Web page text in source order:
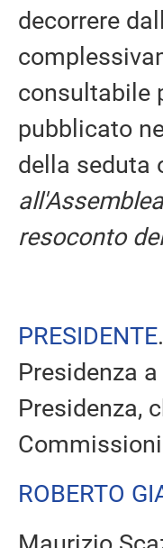
decorrere
consultabile
pubblicato
della seduta
resoconto
PRESIDENTE
Presidenza
Presidenza,
ROBERTO